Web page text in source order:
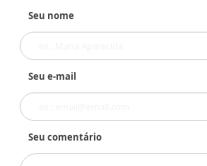
Seu nome
Seu e-mail
Seu comentário